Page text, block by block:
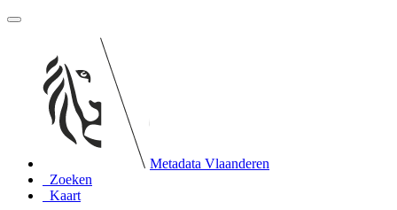
Metadata Vlaanderen
Zoeken
Kaart